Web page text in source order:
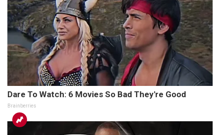
Dare To Watch: 6 Movies So Bad They're Good
Brainberries